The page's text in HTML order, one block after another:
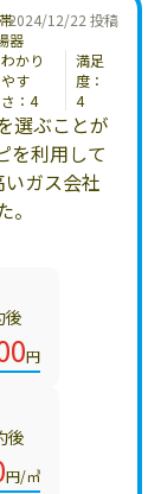
2024/12/22 投稿
器
わかり
やす
さ：4
満足
度：
4
選ぶことが
を利用して
ガス会社
後
円
後
円/㎥